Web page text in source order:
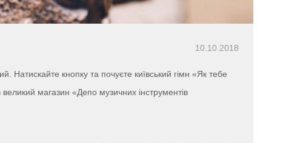
10.10.2018
Натискайте кнопку та почуєте київський гімн «Як тебе
магазин «Депо музичних інструментів